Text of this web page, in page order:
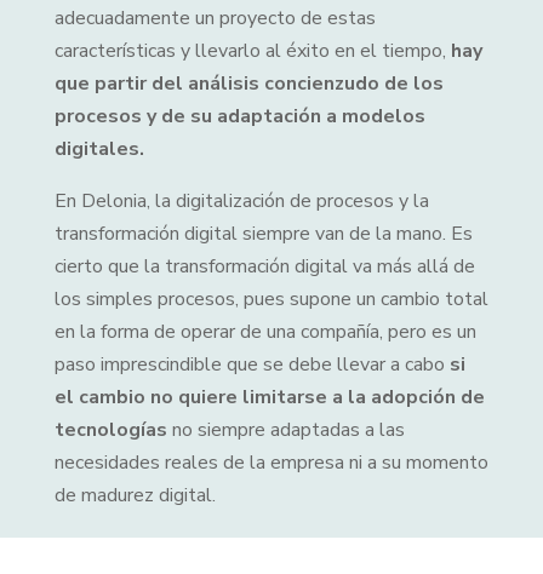
adecuadamente un proyecto de estas
características y llevarlo al éxito en el tiempo, hay
que partir del análisis concienzudo de los
procesos y de su adaptación a modelos
digitales.
En Delonia, la digitalización de procesos y la
transformación digital siempre van de la mano. Es
cierto que la transformación digital va más allá de
los simples procesos, pues supone un cambio total
en la forma de operar de una compañía, pero es un
paso imprescindible que se debe llevar a cabo si
el cambio no quiere limitarse a la adopción de
tecnologías no siempre adaptadas a las
necesidades reales de la empresa ni a su momento
de madurez digital.